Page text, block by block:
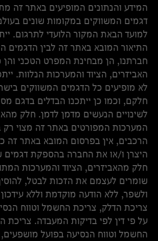
המידע והנתונים המופיעים באתר זה
דגמים המשווקים במקומות שונים
למועד הבאת המקור הלועדי לתרגום.
התיאור המובא באתר זה לבין הדגמים
חברתנו, הן מבחינת המפרט הטכני והן
האביזרים, הציוד והמערכות הנלוות.
לא מופיעים כל הדגמים המשווקים
חלקם, וכמו כן ייתכנו הבדלים בדגם
לשינויים הנעשים מדמן לדמן. חלק
המערכות המפורטים באתר זה מצוי
הרכבים, אין בפרסום המובא באתר זה
היצרן ו/או את החברה בהספקת דגמים
חלק מהאביזרים, הציוד והמערכות
שומרים לעצמם את הזכות לבטל,
ולשפר, ללא הודעה מוקדמת וללא
צריכת הדלק, צריכת החשמל וטווח
על פי דין לפי בדיקות המעבדה. צריכת
החשמל וטווח הנסיעה בפועל